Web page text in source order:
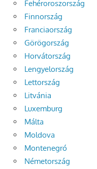
Fehéroroszország
Finnország
Franciaország
Görögország
Horvátország
Lengyelország
Lettország
Litvánia
Luxemburg
Málta
Moldova
Montenegró
Németország